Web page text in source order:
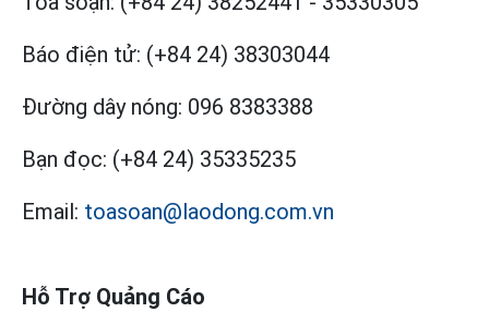
Báo điện tử: (+84 24) 38303044
Đường dây nóng: 096 8383388
Bạn đọc: (+84 24) 35335235
Email: toasoan@laodong.com.vn
Hỗ Trợ Quảng Cáo